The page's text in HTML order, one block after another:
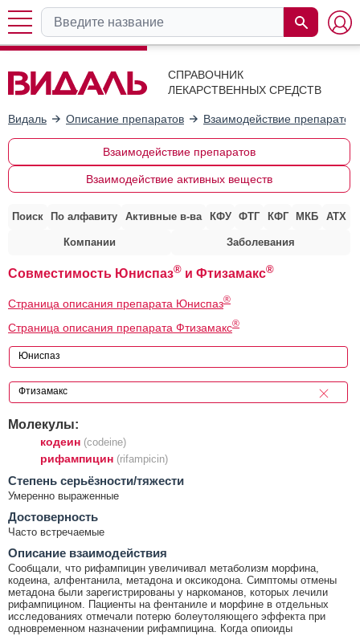
СПРАВОЧНИК
ЛЕКАРСТВЕННЫХ СРЕДСТВ
Видаль Описание препаратов Взаимодействие препаратов
Взаимодействие препаратов
Взаимодействие активных веществ
Поиск По алфавиту Активные в-ва КФУ ФТГ КФГ МКБ АТХ
Компании Заболевания
Совместимость Юниспаз® и Фтизамакс®
Страница описания препарата Юниспаз®
Страница описания препарата Фтизамакс®
Молекулы:
кодеин (codeine)
рифампицин (rifampicin)
Cтепень серьёзности/тяжести
Умеренно выраженные
Достоверность
Часто встречаемые
Описание взаимодействия
Сообщали, что рифампицин увеличивал метаболизм морфина,
кодеина, алфентанила, метадона и оксикодона. Симптомы отмены
метадона были зарегистрированы у наркоманов, которых лечили
рифампицином. Пациенты на фентаниле и морфине в отдельных
исследованиях отмечали потерю болеутоляющего эффекта при
одновременном назначении рифампицина. Когда опиоиды